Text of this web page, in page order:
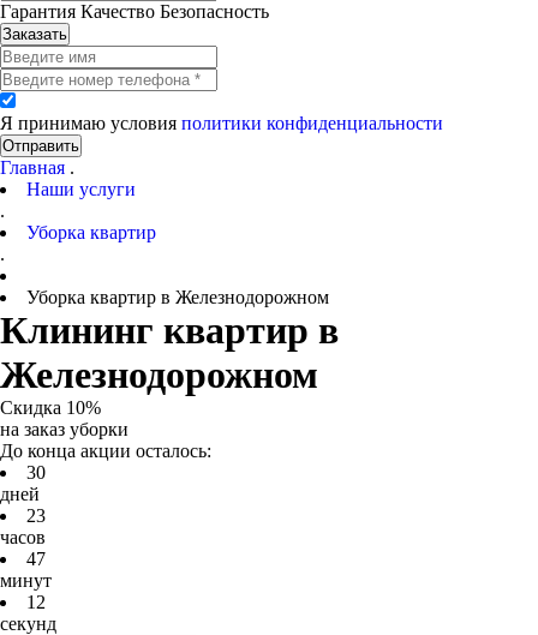
Гарантия Качество Безопасность
Заказать
Я принимаю условия политики конфиденциальности
Отправить
Главная .
Наши услуги
.
Уборка квартир
.
Уборка квартир в Железнодорожном
Клининг квартир в
Железнодорожном
Скидка 10%
на заказ уборки
До конца акции осталось:
30
дней
23
часов
47
минут
1 2
секунд